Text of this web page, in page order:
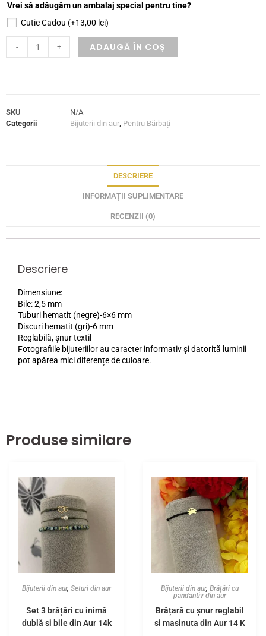
Vrei să adăugăm un ambalaj special pentru tine?
Cutie Cadou (+13,00 lei)
- + ADAUGĂ ÎN COȘ
SKU
N/A
Categorii
Bijuterii din aur, Pentru Bărbați
DESCRIERE
INFORMAȚII SUPLIMENTARE
RECENZII (0)
Descriere
Dimensiune:
Bile: 2,5 mm
Tuburi hematit (negre)-6×6 mm
Discuri hematit (gri)-6 mm
Reglabilă, șnur textil
Fotografiile bijuteriilor au caracter informativ și datorită luminii
pot apărea mici diferențe de culoare.
Produse similare
Bijuterii din aur, Seturi din aur
Set 3 brățări cu inimă
dublă și bile din Aur 14k
Bijuterii din aur, Brățări cu
pandantiv din aur
Brățară cu șnur reglabil
și mașinuța din Aur 14 K